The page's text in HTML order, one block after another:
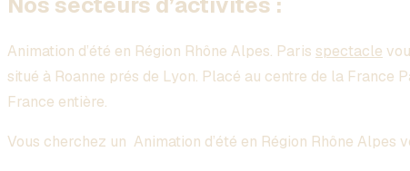
Animation d’été en Région Rhône Alpes. Paris spectacle
situé à Roanne prés de Lyon. Placé au centre de la
France entière.
Vous cherchez un Animation d’été en Région Rhône Alpes